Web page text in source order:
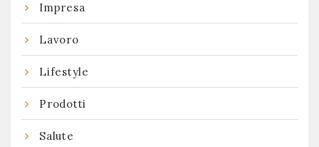
Impresa
Lavoro
Lifestyle
Prodotti
Salute